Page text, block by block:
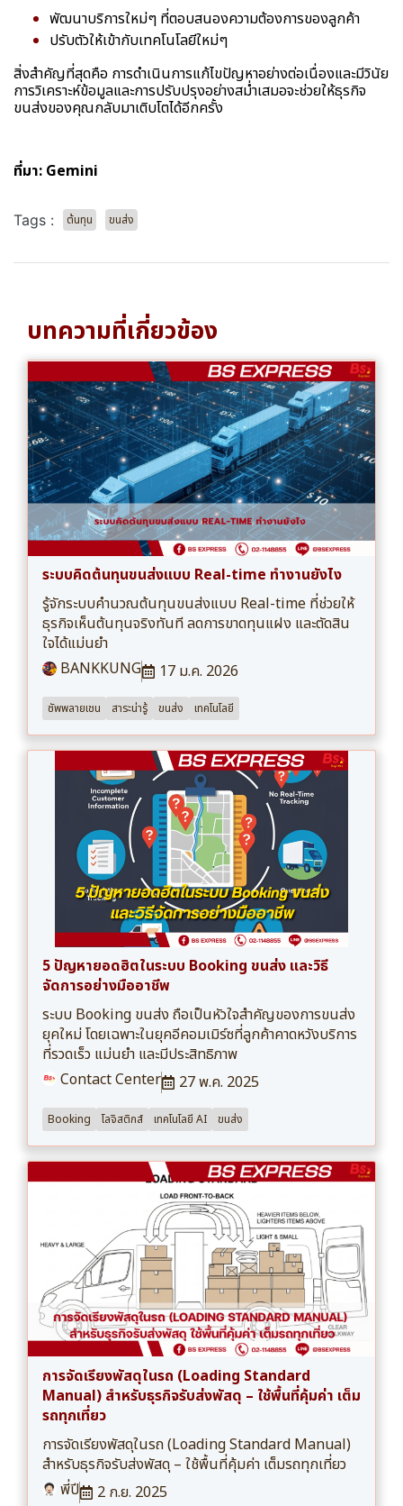
พัฒนาบริการใหม่ๆ ที่ตอบสนองความต้องการของลูกค้า
ปรับตัวให้เข้ากับเทคโนโลยีใหม่ๆ
สิ่งสำคัญที่สุดคือ การดำเนินการแก้ไขปัญหาอย่างต่อเนื่องและมีวินัย
การวิเคราะห์ข้อมูลและการปรับปรุงอย่างสม่ำเสมอจะช่วยให้ธุรกิจ
ขนส่งของคุณกลับมาเติบโตได้อีกครั้ง
ที่มา: Gemini
Tags : ต้นทุน ขนส่ง
บทความที่เกี่ยวข้อง
ระบบคิดต้นทุนขนส่งแบบ Real-time ทำงานยังไง
รู้จักระบบคำนวณต้นทุนขนส่งแบบ Real-time ที่ช่วยให้
ธุรกิจเห็นต้นทุนจริงทันที ลดการขาดทุนแฝง และตัดสิน
ใจได้แม่นยำ
BANKKUNG
17 ม.ค. 2026
ซัพพลายเชน สาระน่ารู้ ขนส่ง เทคโนโลยี
5 ปัญหายอดฮิตในระบบ Booking ขนส่ง และวิธี
จัดการอย่างมืออาชีพ
ระบบ Booking ขนส่ง ถือเป็นหัวใจสำคัญของการขนส่ง
ยุคใหม่ โดยเฉพาะในยุคอีคอมเมิร์ซที่ลูกค้าคาดหวังบริการ
ที่รวดเร็ว แม่นยำ และมีประสิทธิภาพ
Contact Center
27 พ.ค. 2025
Booking โลจิสติกส์ เทคโนโลยี AI ขนส่ง
การจัดเรียงพัสดุในรถ (Loading Standard
Manual) สำหรับธุรกิจรับส่งพัสดุ – ใช้พื้นที่คุ้มค่า เต็ม
รถทุกเที่ยว
การจัดเรียงพัสดุในรถ (Loading Standard Manual)
สำหรับธุรกิจรับส่งพัสดุ – ใช้พื้นที่คุ้มค่า เต็มรถทุกเที่ยว
พี่ปี
2 ก.ย. 2025